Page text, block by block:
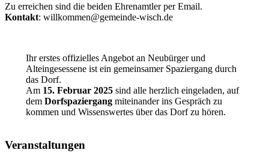
Zu erreichen sind die beiden Ehrenamtler per Email.
Kontakt: willkommen@gemeinde-wisch.de
Ihr erstes offizielles Angebot an Neubürger und
Alteingesessene ist ein gemeinsamer Spaziergang durch
das Dorf.
Am 15. Februar 2025sind alle herzlich eingeladen, auf
dem Dorfspaziergang miteinander ins Gespräch zu
kommen und Wissenswertes über das Dorf zu hören.
Veranstaltungen